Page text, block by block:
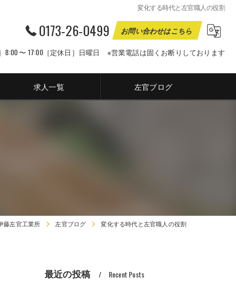
変化する時代と左官職人の役割
0173-26-0499 お問い合わせはこちら
8:00 〜 17:00［定休日］日曜日 ※営業電話は固くお断りしております
求人一覧 左官ブログ
藤左官工業所 左官ブログ 変化する時代と左官職人の役割
最近の投稿 Recent Posts